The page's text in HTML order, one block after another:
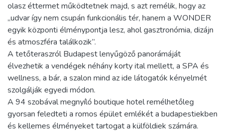
olasz éttermet működtetnek majd, s azt remélik, hogy az
„udvar így nem csupán funkcionális tér, hanem a WONDER
egyik központi élménypontja lesz, ahol gasztronómia, dizájn
és atmoszféra találkozik”.
A tetőteraszról Budapest lenyűgöző panorámáját
élvezhetik a vendégek néhány korty ital mellett, a SPA és
wellness, a bár, a szalon mind az ide látogatók kényelmét
szolgálják egyedi módon.
A 94 szobával megnyíló boutique hotel remélhetőleg
gyorsan feledteti a romos épület emlékét a budapestiekben
és kellemes élményeket tartogat a külföldiek számára.